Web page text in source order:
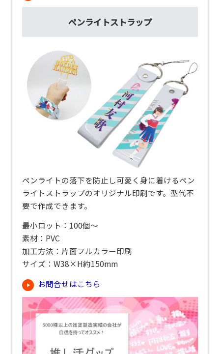
ペンライトストラップ
ペンライトの落下を防止し可愛く身に着けるペン
ライトストラップのオリジナル印刷です。型代不
要で作成できます。
最小ロット：100個～
素材：PVC
加工方法：片面フルカラー印刷
サイズ：W38×H約150mm
お問合せはこちら